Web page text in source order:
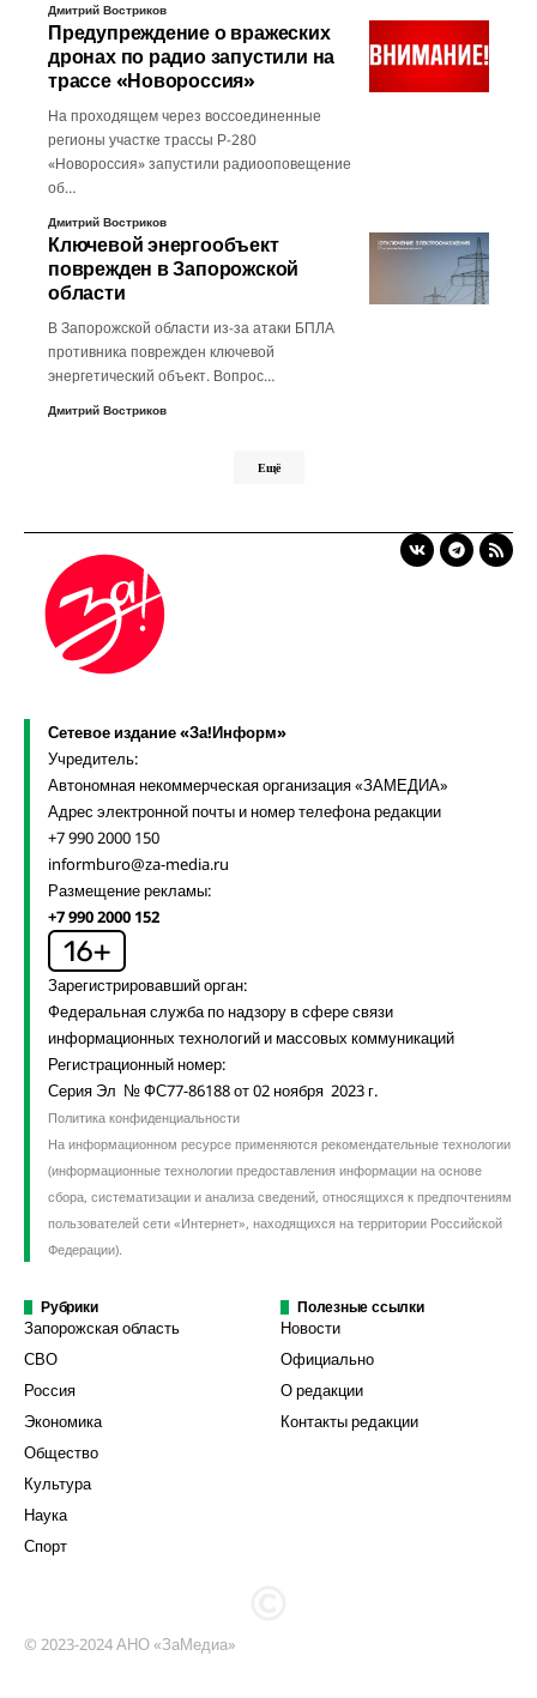
Дмитрий Востриков
Предупреждение о вражеских
дронах по радио запустили на
трассе «Новороссия»
На проходящем через воссоединенные
регионы участке трассы Р-280
«Новороссия» запустили радиооповещение
об…
Дмитрий Востриков
Ключевой энергообъект
поврежден в Запорожской
области
В Запорожской области из-за атаки БПЛА
противника поврежден ключевой
энергетический объект. Вопрос…
Дмитрий Востриков
Ещё
Сетевое издание «За!Информ»
Учредитель:
Автономная некоммерческая организация «ЗАМЕДИА»
Адрес электронной почты и номер телефона редакции
+7 990 2000 150
informburo@za-media.ru
Размещение рекламы:
+7 990 2000 152
Зарегистрировавший орган:
Федеральная служба по надзору в сфере связи
информационных технологий и массовых коммуникаций
Регистрационный номер:
Серия Эл № ФС77-86188 от 02 ноября 2023 г.
Политика конфиденциальности
На информационном ресурсе применяются рекомендательные технологии
(информационные технологии предоставления информации на основе
сбора, систематизации и анализа сведений, относящихся к предпочтениям
пользователей сети «Интернет», находящихся на территории Российской
Федерации).
Рубрики
Запорожская область
СВО
Россия
Экономика
Общество
Культура
Наука
Спорт
Полезные ссылки
Новости
Официально
О редакции
Контакты редакции
© 2023-2024 АНО «ЗаМедиа»